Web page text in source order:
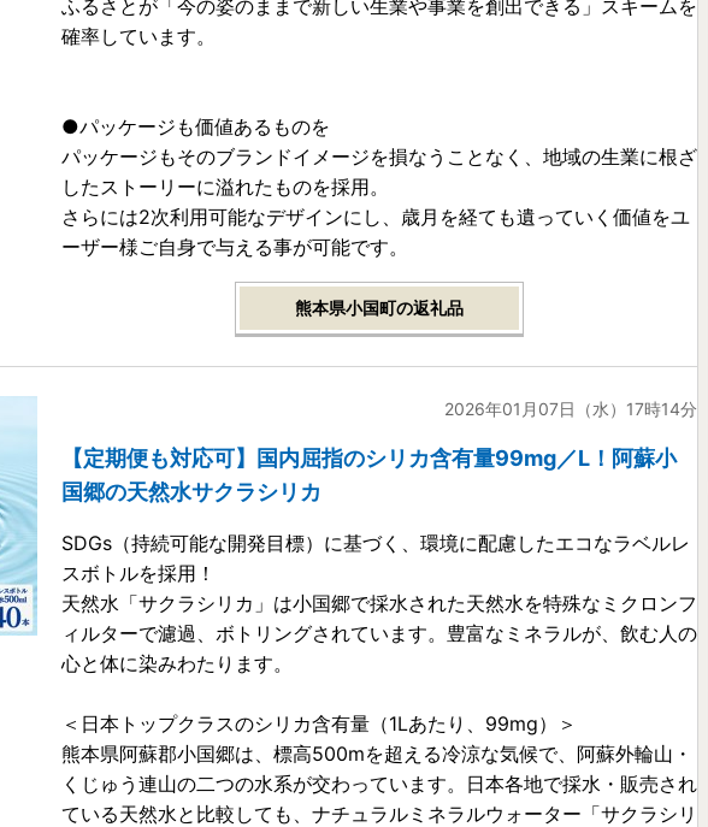
ふるさとが「今の姿のままで新しい生業や事業を創出できる」スキームを
確率しています。
●パッケージも価値あるものを
パッケージもそのブランドイメージを損なうことなく、地域の生業に根ざ
したストーリーに溢れたものを採用。
さらには2次利用可能なデザインにし、歳月を経ても遺っていく価値をユ
ーザー様ご自身で与える事が可能です。
熊本県小国町の返礼品
2026年01月07日（水）17時14分
【定期便も対応可】国内屈指のシリカ含有量99mg／L！阿蘇小
国郷の天然水サクラシリカ
SDGs（持続可能な開発目標）に基づく、環境に配慮したエコなラベルレ
スボトルを採用！
天然水「サクラシリカ」は小国郷で採水された天然水を特殊なミクロンフ
ィルターで濾過、ボトリングされています。豊富なミネラルが、飲む人の
心と体に染みわたります。
＜日本トップクラスのシリカ含有量（1Lあたり、99mg）＞
熊本県阿蘇郡小国郷は、標高500mを超える冷涼な気候で、阿蘇外輪山・
くじゅう連山の二つの水系が交わっています。日本各地で採水・販売され
ている天然水と比較しても、ナチュラルミネラルウォーター「サクラシリ